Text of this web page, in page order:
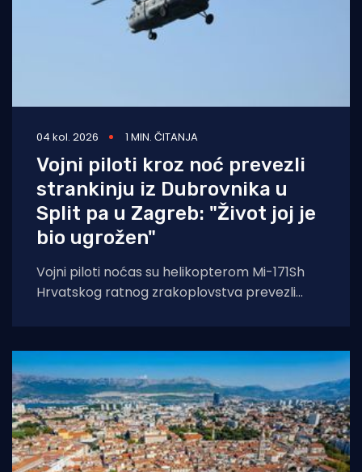
04 kol. 2026 1 MIN. ČITANJA
Vojni piloti kroz noć prevezli
strankinju iz Dubrovnika u
Split pa u Zagreb: "Život joj je
bio ugrožen"
Vojni piloti noćas su helikopterom Mi-171Sh
Hrvatskog ratnog zrakoplovstva prevezli